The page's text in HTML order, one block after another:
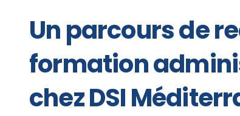
Un parcours de
formation
chez DSI